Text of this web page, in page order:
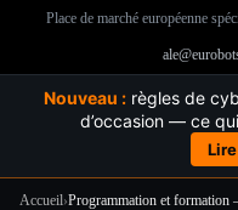
Place de marché européenne
Nouveau :règles de
d’occasion — ce
Accueil›Programmation et formation